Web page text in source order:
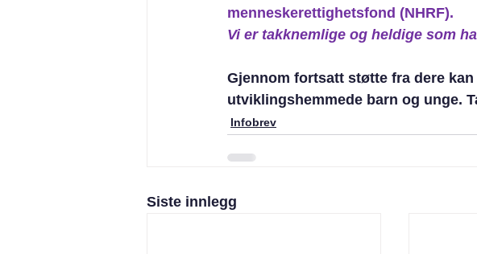
menneskerettighetsfond (NHRF).
Vi er takknemlige og heldige som
Gjennom fortsatt støtte fra dere
utviklingshemmede barn og unge.
Infobrev
Siste innlegg